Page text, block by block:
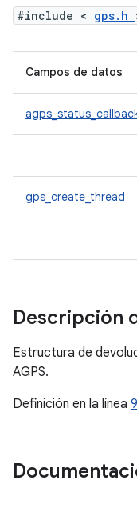
#include < gps.h
Campos de datos
gps_create_thread
Descripción
Estructura de
AGPS.
Definición en la línea